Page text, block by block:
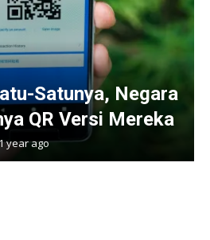
Satunya, Negara
QR Versi Mereka
year ago